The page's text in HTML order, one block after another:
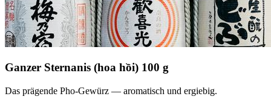
Ganzer Sternanis (hoa hồi) 100 g
Das prägende Pho-Gewürz — aromatisch und ergiebig.